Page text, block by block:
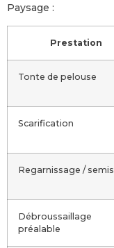
Paysage :
Prestation
Tonte de pelouse
Scarification
Regarnissage / semis
Débroussaillage
préalable